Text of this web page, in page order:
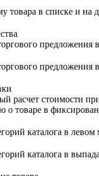
товара в списке и на
предложения
предложения
расчет стоимости
товаре в
каталога в
каталога в